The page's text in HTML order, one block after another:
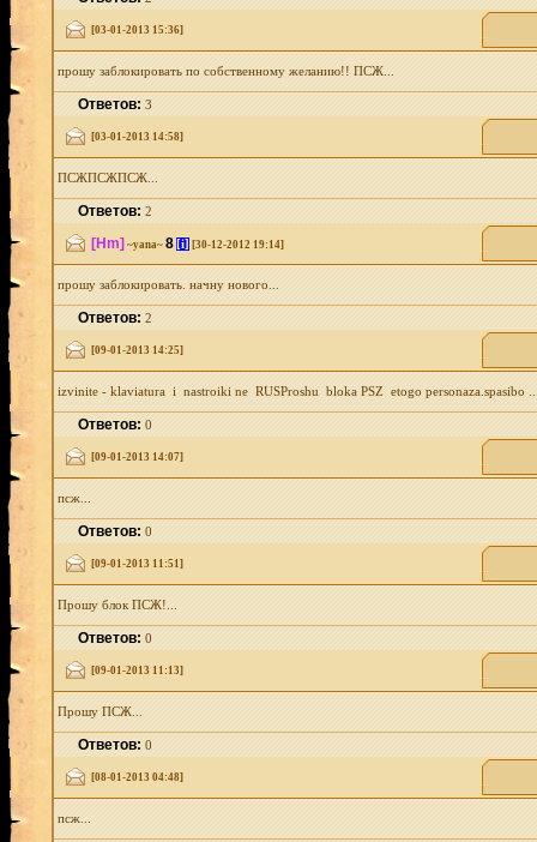
[03-01-2013 15:36]
прошу заблокировать по собственному желанию!! ПСЖ...
Ответов:3
[03-01-2013 14:58]
ПСЖПСЖПСЖ...
Ответов:2
[Hm] ~yana~ 8 [i] [30-12-2012 19:14]
прошу заблокировать. начну нового...
Ответов:2
[09-01-2013 14:25]
izvinite - klaviatura i nastroiki ne RUSProshu bloka PSZ etogo personaza.spasibo
Ответов:0
[09-01-2013 14:07]
псж...
Ответов:0
[09-01-2013 11:51]
Прошу блок ПСЖ!...
Ответов:0
[09-01-2013 11:13]
Прошу ПСЖ...
Ответов:0
[08-01-2013 04:48]
псж...